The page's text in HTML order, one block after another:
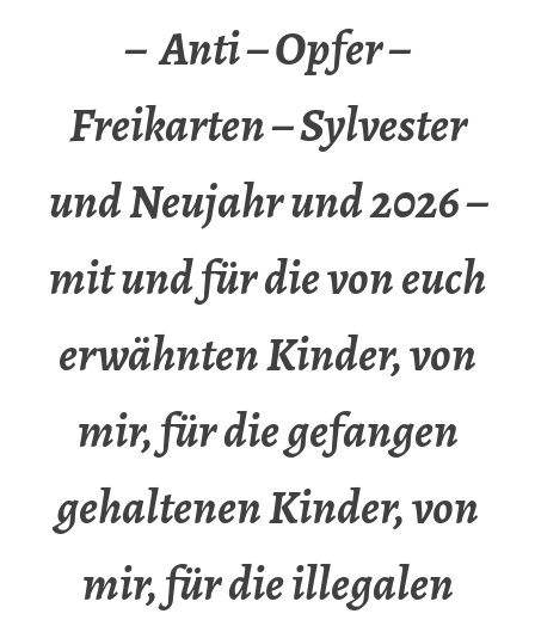
– Anti – Opfer –
Freikarten – Sylvester
und Neujahr und 2026 –
mit und für die von euch
erwähnten Kinder, von
mir, für die gefangen
gehaltenen Kinder, von
mir, für die illegalen